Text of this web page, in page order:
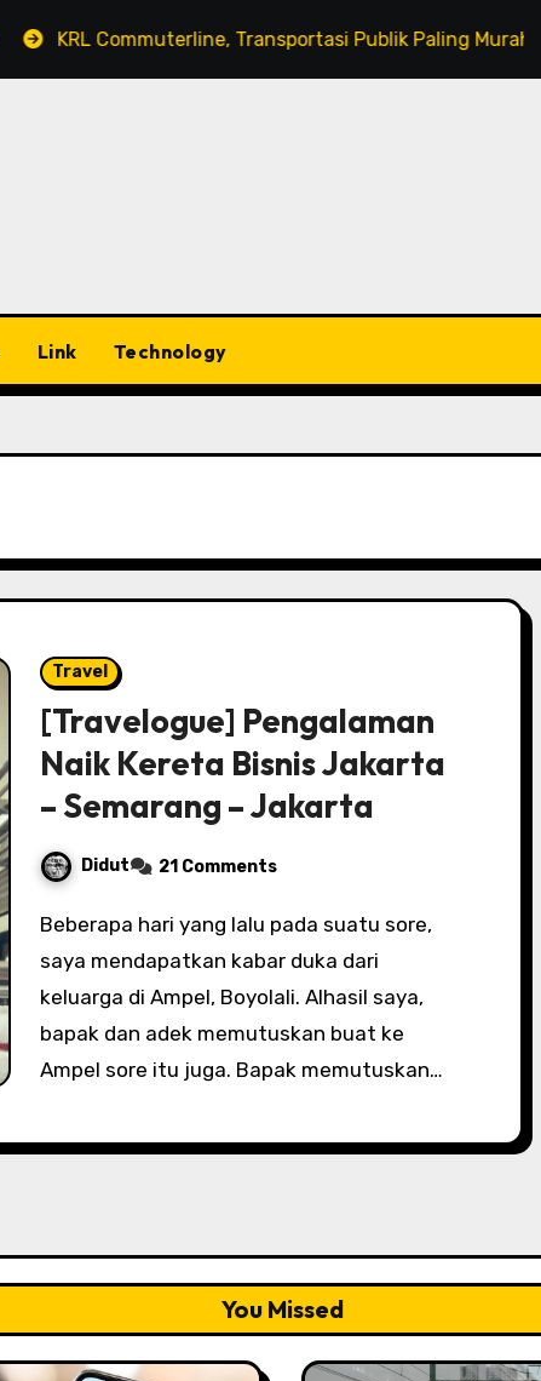
KRL Commuterline, Transportasi Publik Paling Murah!
Link Technology
Travel
[Travelogue] Pengalaman
Naik Kereta Bisnis Jakarta
– Semarang – Jakarta
Didut 21 Comments
Beberapa hari yang lalu pada suatu sore,
saya mendapatkan kabar duka dari
keluarga di Ampel, Boyolali. Alhasil saya,
bapak dan adek memutuskan buat ke
Ampel sore itu juga. Bapak memutuskan…
You Missed